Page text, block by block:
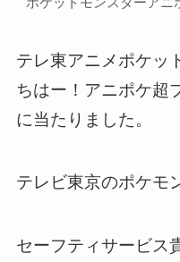
テレ東アニメポケッ
ちはー！アニポケ超
に当たりました。
テレビ東京のポケモ
セーフティサービス